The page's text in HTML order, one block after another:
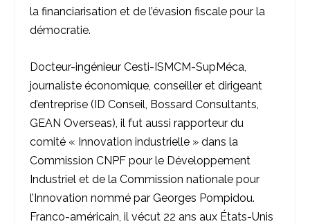
la financiarisation et de l’évasion fiscale pour la
démocratie.
Docteur-ingénieur Cesti-ISMCM-SupMéca,
journaliste économique, conseiller et dirigeant
d’entreprise (ID Conseil, Bossard Consultants,
GEAN Overseas), il fut aussi rapporteur du
comité « Innovation industrielle » dans la
Commission CNPF pour le Développement
Industriel et de la Commission nationale pour
l’Innovation nommé par Georges Pompidou.
Franco-américain, il vécut 22 ans aux États-Unis